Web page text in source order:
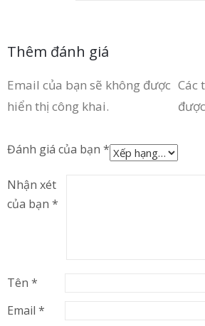
Thêm đánh giá
Email của bạn sẽ không được
hiển thị công khai.
Các
Đánh giá của bạn *
Nhận xét
của bạn *
Tên *
Email *